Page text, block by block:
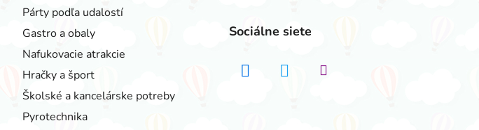
Párty podľa udalostí
Gastro a obaly
Nafukovacie atrakcie
Hračky a šport
Školské a kancelárske potreby
Pyrotechnika
Sociálne siete